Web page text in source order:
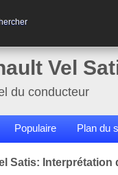
Vel
du conducteur
Populaire Plan du
Satis: Interprétation